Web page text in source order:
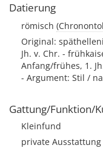
Datierung
römisch
Original:
Jh. v. Chr. -
Anfang/frühes, 1.
- Argument: Stil /
Gattung/Funktion/
Kleinfund
private Ausstattung